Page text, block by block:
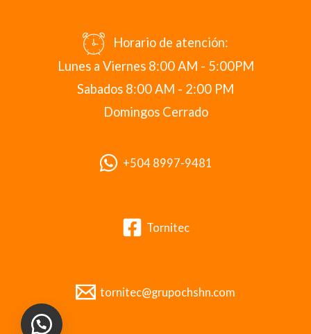
Horario de atención:
Lunes a Viernes 8:00 AM - 5:00PM
Sabados 8:00 AM - 2:00 PM
Domingos Cerrado
+504 8997-9481
Tornitec
tornitec@grupochshn.com